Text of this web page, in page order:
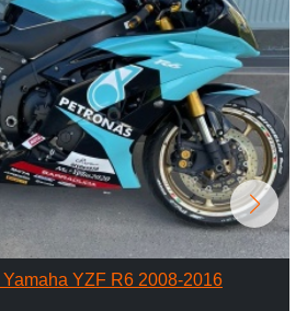
Yamaha YZF R6 2008-2016